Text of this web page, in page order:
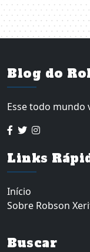
Blog do
Esse todo mundo
Links
Início
Sobre Robson
Buscar